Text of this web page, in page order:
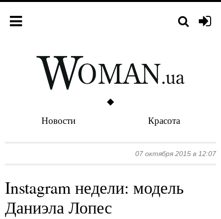
Новости Красота
07 октября 2015 в 12:07
Instagram недели: модель
Даниэла Лопес